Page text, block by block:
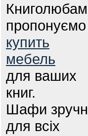
Книголюбам
пропонуємо
купить
мебель
для ваших
книг.
Шафи
для всіх